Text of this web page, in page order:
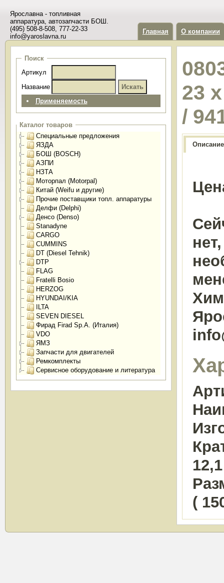
Ярославна - топливная
аппаратура, автозапчасти БОШ.
(495) 508-8-508, 777-22-33
info@yaroslavna.ru
Главная О компании
Поиск
Артикул
Название
Применяемость
Каталог товаров
Специальные предложения
ЯЗДА
БОШ (BOSCH)
АЗПИ
НЗТА
Моторпал (Motorpal)
Китай (Weifu и другие)
Прочие поставщики топл. аппаратуры
Делфи (Delphi)
Денсо (Denso)
Stanadyne
CARGO
CUMMINS
DT (Diesel Tehnik)
DTP
FLAG
Fratelli Bosio
HERZOG
HYUNDAI/KIA
ILTA
SEVEN DIESEL
Фирад Firad Sp.A. (Италия)
VDO
ЯМЗ
Запчасти для двигателей
Ремкомплекты
Сервисное оборудование и литература
23
/
Описание
(